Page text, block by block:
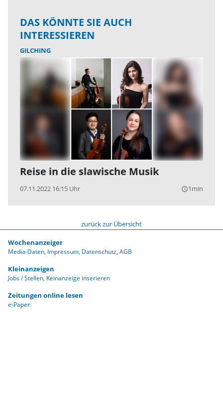
DAS KÖNNTE SIE AUCH
INTERESSIEREN
GILCHING
Reise in die slawische Musik
07.11.2022 16:15 Uhr query_builder1min
zurück zur Übersicht
Wochenanzeiger
Media-Daten Impressum Datenschutz AGB
Kleinanzeigen
Jobs / Stellen Keinanzeige inserieren
Zeitungen online lesen
e-Paper